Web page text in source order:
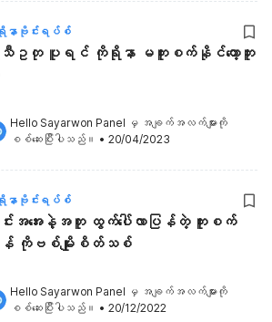
နာဗိုင်းရပ်စ်
သီဥတု ပူရင် ကိုရိုနာ မကူးစက်နိုင်တော့ဘူး
Hello Sayarwon Panel မှ အချက်အလက်များကို
စစ်ဆေးပြီးပါသည်။ • 20/04/2023
နာဗိုင်းရပ်စ်
ာင်းအအေးနဲ့အတူ ထွက်ပေါ်လာပြန်တဲ့ ကူးစက်
န် ကိုဗစ်မျိုးစိတ်သစ်
Hello Sayarwon Panel မှ အချက်အလက်များကို
စစ်ဆေးပြီးပါသည်။ • 20/12/2022